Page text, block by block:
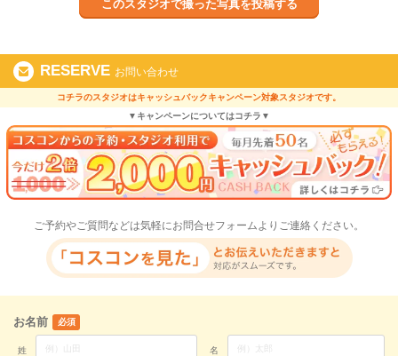
このスタジオで撮った写真を投稿する
RESERVE お問い合わせ
コチラのスタジオはキャッシュバックキャンペーン対象スタジオです。
▼キャンペーンについてはコチラ▼
ご予約やご質問などは気軽にお問合せフォームよりご連絡ください。
お名前 必須
姓 名